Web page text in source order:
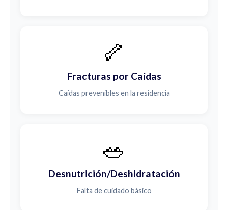
🦴
Fracturas por Caídas
Caídas prevenibles en la residencia
🥗
Desnutrición/Deshidratación
Falta de cuidado básico